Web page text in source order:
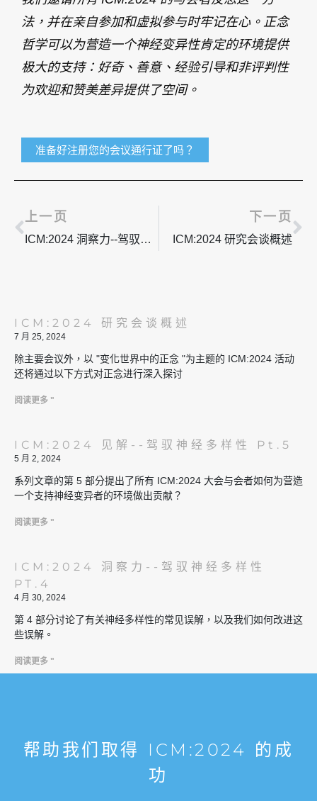
法，并在亲自参加和虚拟参与时牢记在心。正念
哲学可以为营造一个神经变异性肯定的环境提供
极大的支持：好奇、善意、经验引导和非评判性
为欢迎和赞美差异提供了空间。
准备好注册您的会议通行证了吗？
上一页
上一页
ICM:2024 洞察力--驾驭神经多样性 PT.4
下一页
ICM:2024 研究会谈概述
ICM:2024 研究会谈概述
7 月 25, 2024
除主要会议外，以 "变化世界中的正念 "为主题的 ICM:2024 活动
还将通过以下方式对正念进行深入探讨
阅读更多 "
ICM:2024 见解--驾驭神经多样性 Pt.5
5 月 2, 2024
系列文章的第 5 部分提出了所有 ICM:2024 大会与会者如何为营造
一个支持神经变异者的环境做出贡献？
阅读更多 "
ICM:2024 洞察力--驾驭神经多样性
PT.4
4 月 30, 2024
第 4 部分讨论了有关神经多样性的常见误解，以及我们如何改进这
些误解。
阅读更多 "
帮助我们取得 ICM:2024 的成
功